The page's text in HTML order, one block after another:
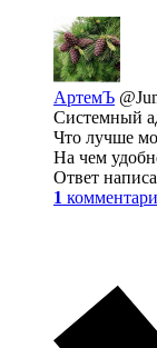
АртемЪ
Системный
Что лучше
На чем
Ответ
1